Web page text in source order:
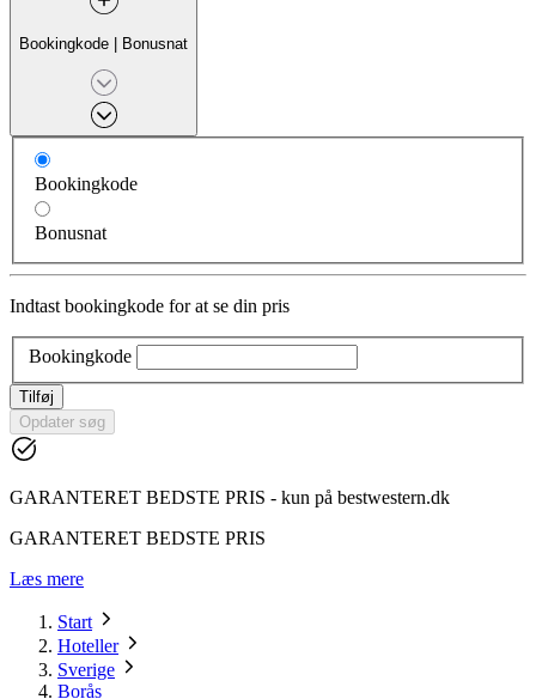
Bookingkode | Bonusnat
Bookingkode
Bonusnat
Indtast bookingkode for at se din pris
Bookingkode
Tilføj
Opdater søg
GARANTERET BEDSTE PRIS - kun på bestwestern.dk
GARANTERET BEDSTE PRIS
Læs mere
Start
Hoteller
Sverige
Borås